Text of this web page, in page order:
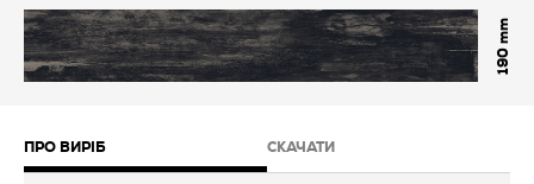
190
ПРО ВИРІБ СКАЧАТИ